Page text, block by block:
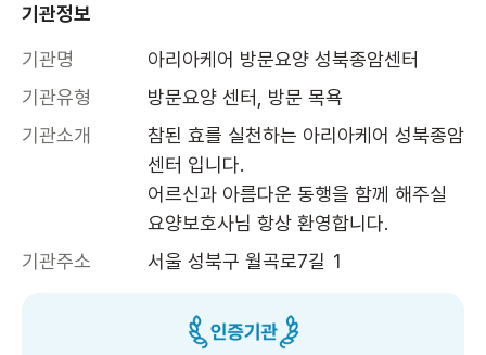
기관정보
기관명
아리아케어 방문요양 성북종암센터
기관유형
방문요양 센터, 방문 목욕
기관소개
참된 효를 실천하는 아리아케어 성북종암
센터 입니다.
어르신과 아름다운 동행을 함께 해주실
기관주소
서울 성북구 월곡로7길 1